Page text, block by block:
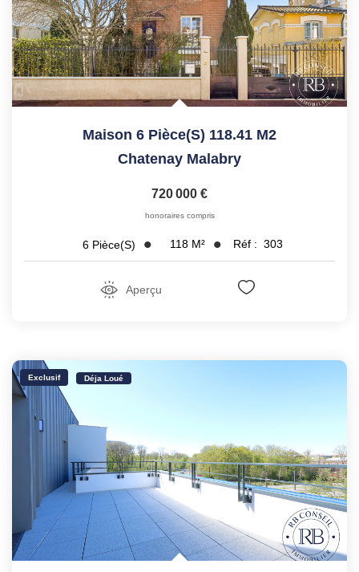
Maison 6 Pièce(s) 118.41 M2
Chatenay Malabry
720 000 €
honoraires compris
6 Pièce(s) 118 M² Réf : 303
Aperçu
Exclusif Déja Loué